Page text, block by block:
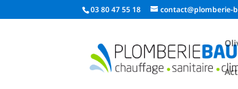
03 80 47 55 18 contact@plomberie-